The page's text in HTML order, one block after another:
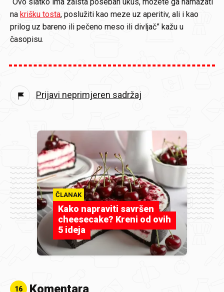
na krišku tosta, poslužiti kao meze uz aperitiv, ali i kao
prilog uz bareno ili pečeno meso ili divljač” kažu u
časopisu.
Prijavi neprimjeren sadržaj
ČLANAK
Kako napraviti savršen
cheesecake? Kreni od ovih
5 ideja
16 Komentara